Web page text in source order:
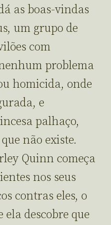
as boas-vindas
um grupo de
com
problema
homicida, onde
e
palhaço,
não existe.
Quinn começa
nos seus
contras eles, o
ela descobre que